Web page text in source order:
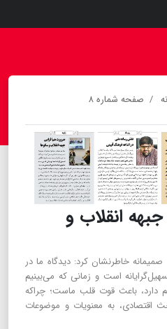
صفحه شماره ۸
انقلاب و
خاطرنشان کرد: دیدگاه ما در
است و زمانی که می‌بینیم
دارد، باعث قوت قلب ماست؛ چراکه
اقتصادی، به معنویات و موضوعات